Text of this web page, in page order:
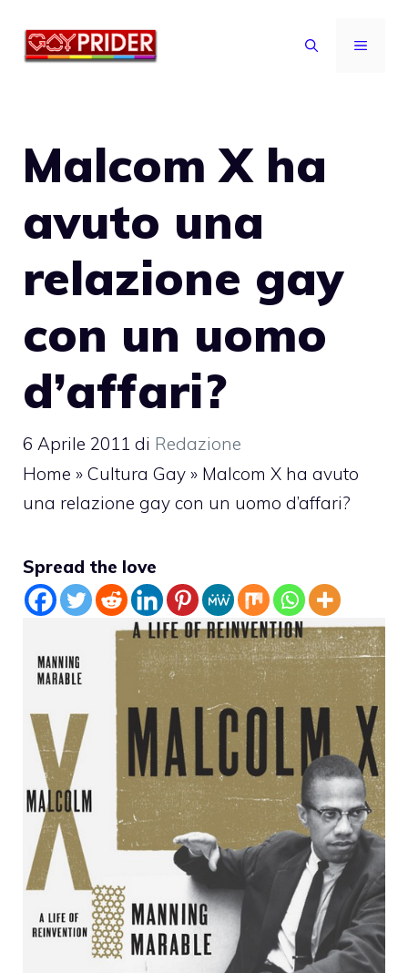
MENU
Malcom X ha
avuto una
relazione gay
con un uomo
d’affari?
6 Aprile 2011 di Redazione
Home » Cultura Gay » Malcom X ha avuto
una relazione gay con un uomo d’affari?
Spread the love